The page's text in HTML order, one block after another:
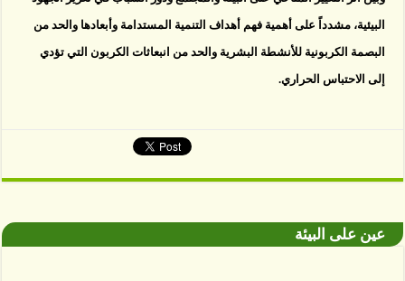
البيئية، مشدداً على أهمية فهم أهداف التنمية المستدامة وأبعادها والحد من
البصمة الكربونية للأنشطة البشرية والحد من انبعاثات الكربون التي تؤدي
إلى الاحتباس الحراري.
عين على البيئة